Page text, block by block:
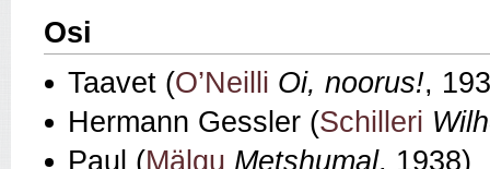
Osi
Taavet (O’Neilli Oi, noorus!,
Hermann Gessler (Schilleri
Paul (Mälgu Metshumal, 1938)